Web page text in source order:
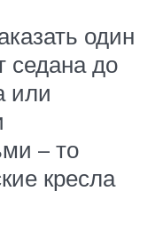
один
седана до
или
– то
кресла